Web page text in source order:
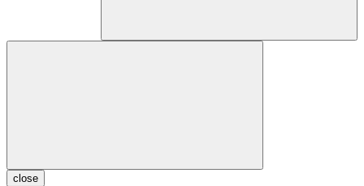
close